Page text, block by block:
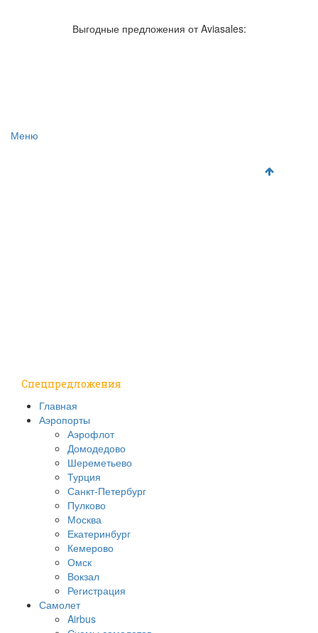
Отзывы об аэропортах
Отслеживание самолетов онлайн
Поиск авиакасс
Выгодные предложения от Aviasales:
Меню
Спецпредложения
Главная
Аэропорты
Аэрофлот
Домодедово
Шереметьево
Турция
Санкт-Петербург
Пулково
Москва
Екатеринбург
Кемерово
Омск
Вокзал
Регистрация
Самолет
Airbus